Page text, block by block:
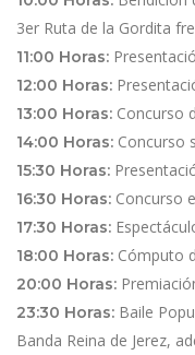
3er Ruta de la Gordita
11:00 Horas:
12:00 Horas:
13:00 Horas: Concurso
14:00 Horas: Concurso
15:30 Horas:
16:30 Horas: Concurso
17:30 Horas:
18:00 Horas: Cómputo
20:00 Horas:
23:30 Horas: Baile
Banda Reina de Jerez,